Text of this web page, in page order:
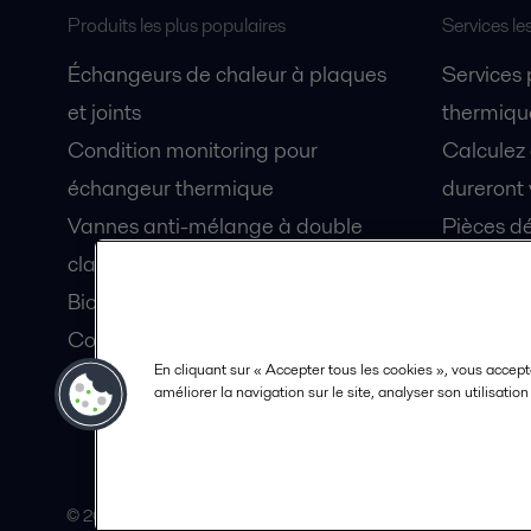
Produits les plus populaires
Échangeurs de chaleur à plaques
et joints
Condition monitoring pour
échangeur thermique
Vannes anti-mélange à double
clapet Unique Mixproof
Bioréacteurs à membranes MBR
Condition monitoring pour pompes
Lubrification par air fluidisé pour
coque de navire OceanGlide
Services
Services
dureront
Pièces
© 2015-2026, ALFA LAVAL
En cliquant sur « Accepter tous les cookies », vous
améliorer la navigation sur le site, analyser son